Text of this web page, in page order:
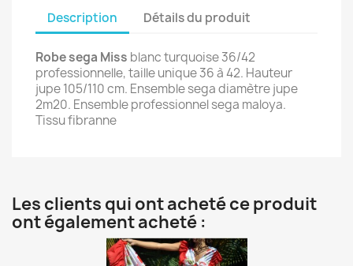
Description Détails du produit
Robe sega Miss blanc turquoise 36/42
professionnelle, taille unique 36 à 42. Hauteur
jupe 105/110 cm. Ensemble sega diamètre jupe
2m20. Ensemble professionnel sega maloya.
Tissu fibranne
Les clients qui ont acheté ce produit
ont également acheté :